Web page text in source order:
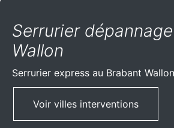
Serrurier
Wallon
Serrurier express au Brabant Wallon
Voir villes interventions